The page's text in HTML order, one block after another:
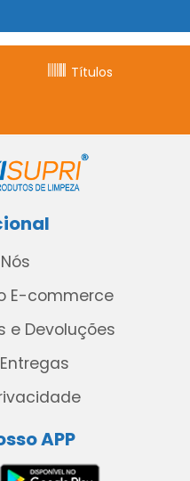
Títulos
E-commerce
e Devoluções
APP